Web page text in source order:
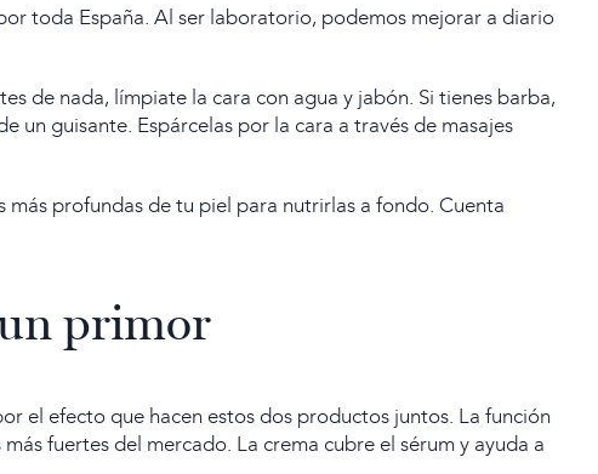
toda España. Al ser laboratorio, podemos mejorar a diario
de nada, límpiate la cara con agua y jabón. Si tienes barba,
un guisante. Espárcelas por la cara a través de masajes
más profundas de tu piel para nutrirlas a fondo. Cuenta
primor
el efecto que hacen estos dos productos juntos. La función
fuertes del mercado. La crema cubre el sérum y ayuda a